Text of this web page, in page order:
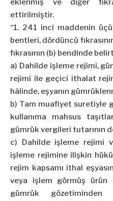
eklenmiş ve diğer
ettirilmiştir.
“1. 241 inci maddenin
bentleri, dördüncü
fıkrasının (b) bendinde
a) Dahildeişleme rejimi,
rejimi ile geçici ithalat
hâlinde, eşyanın
b) Tam muafiyet suretiyle
kullanıma mahsus
gümrük vergileri tutarının
c) Dahildeişleme rejimi
işleme rejimine ilişkin
rejim kapsamı ithal
veya işlem görmüş
gümrük gözetiminden